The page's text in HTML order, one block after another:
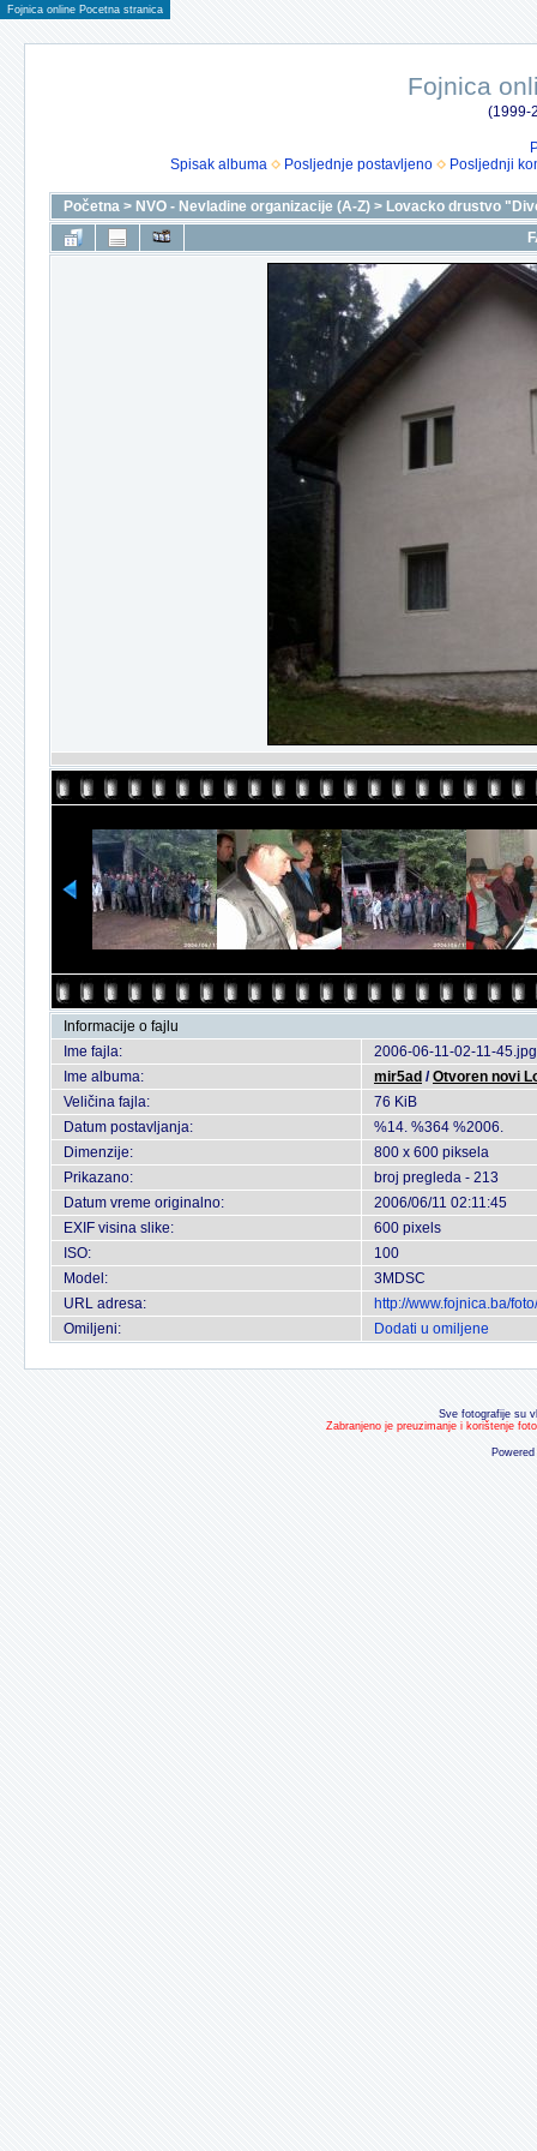
Fojnica online Pocetna stranica
Fojnica
(1999-
Spisak albuma
Posljednje postavljeno Posljednji
Početna > NVO - Nevladine organizacije (A-Z) > Lovacko drustvo
Informacije o fajlu
Ime fajla:
2006-06-11-02-11-45.jpg
Ime albuma:
mir5ad /Otvoren novi
Veličina fajla:
76 KiB
Datum postavljanja:
%14. %364 %2006.
Dimenzije:
800 x 600 piksela
Prikazano:
broj pregleda - 213
Datum vreme originalno:
2006/06/11 02:11:45
EXIF visina slike:
600 pixels
ISO:
100
Model:
3MDSC
URL adresa:
http://www.fojnica.ba/
Omiljeni:
Dodati u omiljene
Sve fotografije su
Zabranjeno je preuzimanje i korištenje